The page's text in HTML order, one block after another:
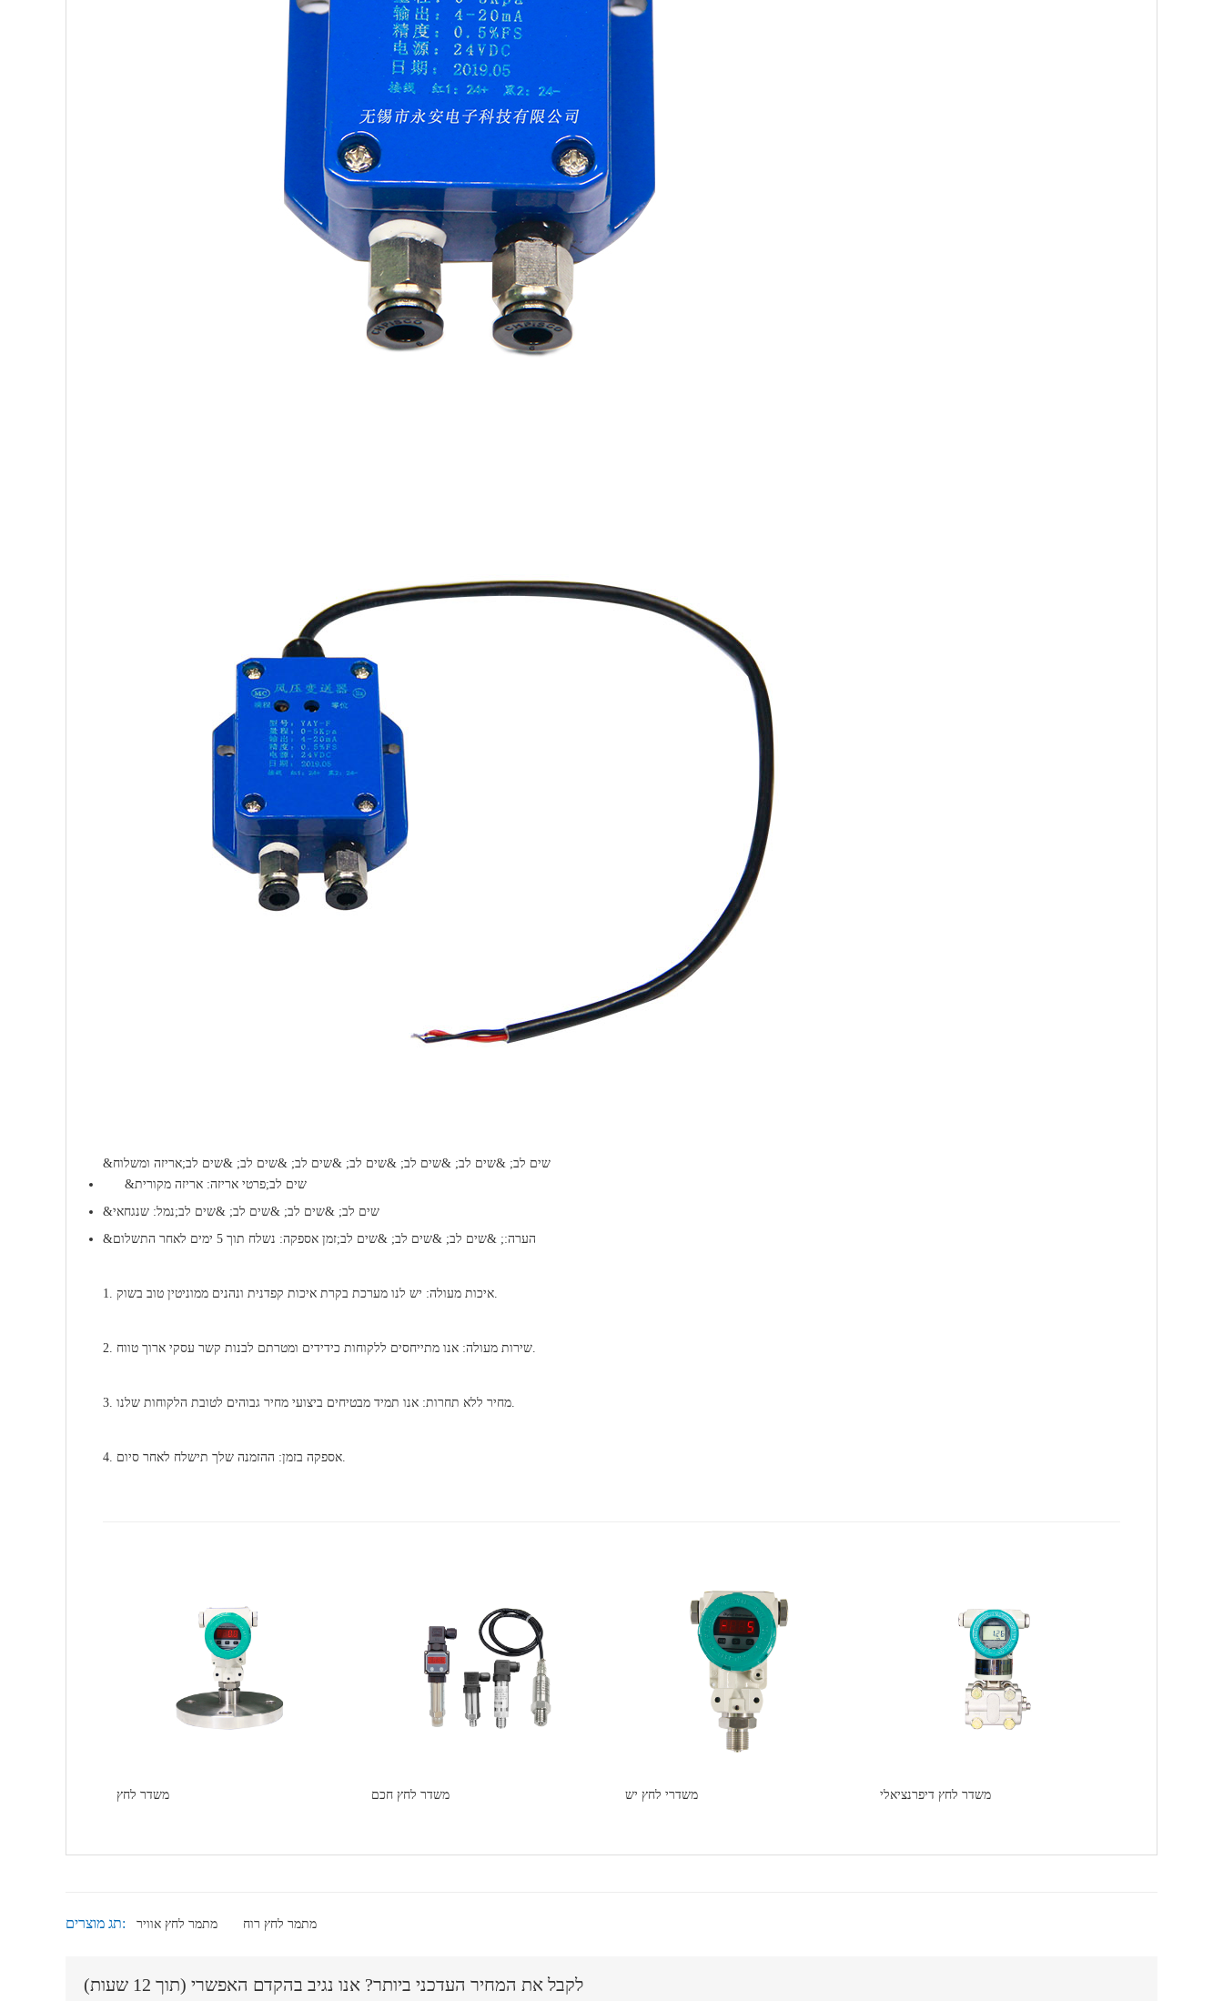
&שים לב; &שים לב; &שים לב; &שים לב; &שים לב; &שים לב; &שים לב;אריזה ומשלוח
&שים לב;פרטי אריזה: אריזה מקורית
&שים לב; &שים לב; &שים לב; &שים לב;נמל: שנגחאי
&הערה:; &שים לב; &שים לב; &שים לב;זמן אספקה: נשלח תוך 5 ימים לאחר התשלום
1. איכות מעולה: יש לנו מערכת בקרת איכות קפדנית ונהנים ממוניטין טוב בשוק.
2. שירות מעולה: אנו מתייחסים ללקוחות כידידים ומטרתם לבנות קשר עסקי ארוך טווח.
3. מחיר ללא תחרות: אנו תמיד מבטיחים ביצועי מחיר גבוהים לטובת הלקוחות שלנו.
4. אספקה ​​בזמן: ההזמנה שלך תישלח לאחר סיום.
משדר לחץ משדר לחץ חכם משדרי לחץ יש משדר לחץ דיפרנציאלי
תג מוצרים: מתמר לחץ אוויר מתמר לחץ רוח
לקבל את המחיר העדכני ביותר? אנו נגיב בהקדם האפשרי (תוך 12 שעות)